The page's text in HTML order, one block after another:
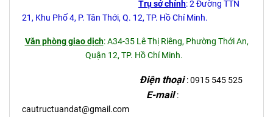
Trụ sở chính: 2 Đường TTN
21, Khu Phố 4, P. Tân Thới, Q. 12, TP. Hồ Chí Minh.
Văn phòng giao dịch: A34-35 Lê Thị Riêng, Phường Thới An,
Quận 12, TP. Hồ Chí Minh.
Điện thoại : 0915 545 525
E-mail:
cautructuandat@gmail.com